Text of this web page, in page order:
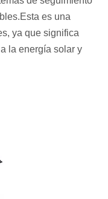
es una
ya que significa
la energía solar y